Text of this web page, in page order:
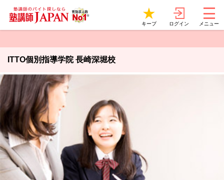
キープ ログイン メニュー
ITTO個別指導学院 長崎深堀校